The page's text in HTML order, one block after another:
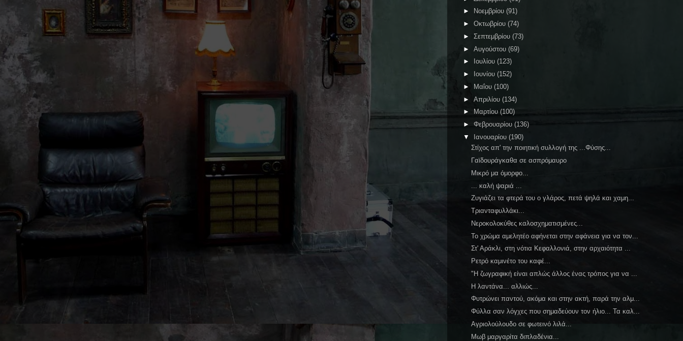
►
Νοεμβρίου (91)
► Οκτωβρίου (74)
► Σεπτεμβρίου (73)
► Αυγούστου (69)
►
Ιουλίου (123)
►
Ιουνίου (152)
►
Μαΐου (100)
► Απριλίου (134)
►
Μαρτίου (100)
► Φεβρουαρίου (136)
▼
Ιανουαρίου (190)
Στίχος απ' την ποιητική συλλογή της ...Φύσης...
Γαϊδουράγκαθα σε ασπρόμαυρο
Μικρό μα όμορφο...
... καλή ψαριά ...
Ζυγιάζει τα φτερά του ο γλάρος, πετά ψηλά και χαμη...
Τριανταφυλλάκι...
Νεροκολοκύθες καλοσχηματισμένες...
Το χρώμα αμελητέο αφήνεται στην αφάνεια για να τον...
Στ' Αράκλι, στη νότια Κεφαλλονιά, στην αρχαιότητα ...
Ρετρό καμινέτο του καφέ...
"Η ζωγραφική είναι απλώς άλλος ένας τρόπος για να ...
Η λαντάνα... αλλιώς...
Φυτρώνει παντού, ακόμα και στην ακτή, παρά την αλμ...
Φύλλα σαν λόγχες που σημαδεύουν τον ήλιο... Τα καλ...
Αγριολούλουδο σε φωτεινό λιλά...
Μωβ μαργαρίτα διπλαδένια...